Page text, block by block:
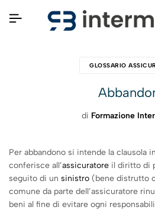
GLOSSARIO
di Formazione
Per abbandono si intende la clausola
conferisce all’assicuratore il diritto di
seguito di un sinistro (bene distrutto
comune da parte dell’assicuratore
beni al fine di evitare ogni